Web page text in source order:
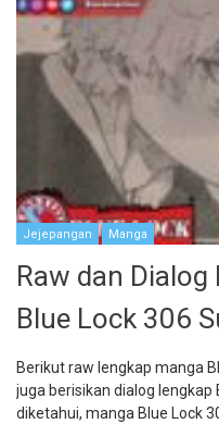
Jejepangan Manga
Raw dan
Blue Lock 306
Berikut raw lengkap manga
juga berisikan dialog lengkap
diketahui, manga Blue Lock